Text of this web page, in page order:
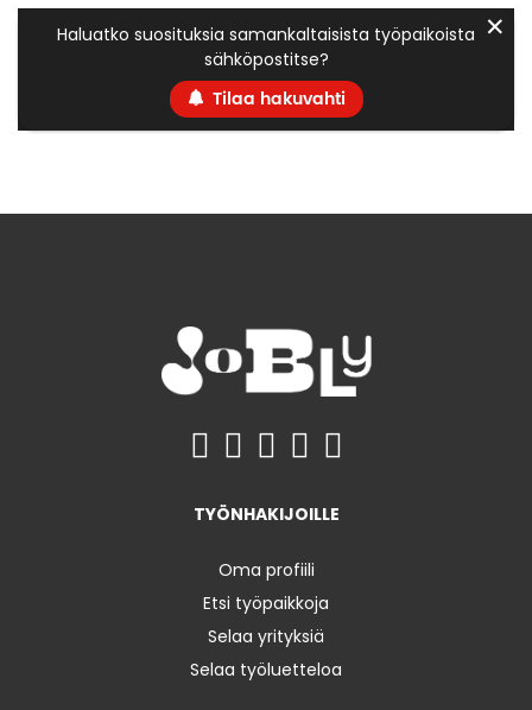
Haluatko suosituksia samankaltaisista työpaikoista
sähköpostitse?
Tilaa hakuvahti
✕
TYÖNHAKIJOILLE
Oma profiili
Etsi työpaikkoja
Selaa yrityksiä
Selaa työluetteloa